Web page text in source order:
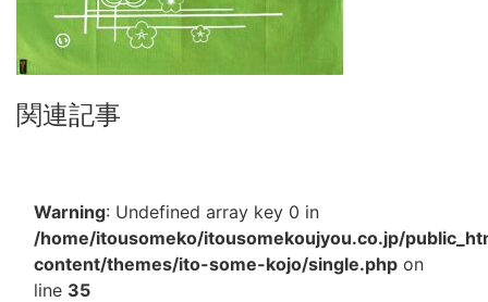
関連記事
Warning: Undefined array key 0 in
/home/itousomeko/itousomekoujyou.co.jp/
content/themes/ito-some-kojo/single.php on
line 35